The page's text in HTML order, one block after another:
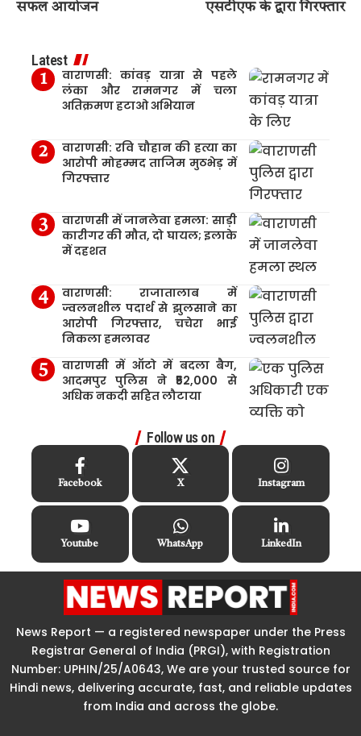
सफल आयोजन
एसटीएफ के द्वारा गिरफ्तार
Latest
वाराणसी: कांवड़ यात्रा से पहले
लंका और रामनगर में चला
अतिक्रमण हटाओ अभियान
वाराणसी: रवि चौहान की हत्या का
आरोपी मोहम्मद ताजिम मुठभेड़ में
गिरफ्तार
वाराणसी में जानलेवा हमला: साड़ी
कारीगर की मौत, दो घायल; इलाके
में दहशत
वाराणसी: राजातालाब में
ज्वलनशील पदार्थ से झुलसाने का
आरोपी गिरफ्तार, चचेरा भाई
निकला हमलावर
वाराणसी में ऑटो में बदला बैग,
आदमपुर पुलिस ने ₹52,000 से
अधिक नकदी सहित लौटाया
Follow us on
Facebook X Instagram
Youtube WhatsApp LinkedIn
News Report — a registered newspaper under the Press
Registrar General of India (PRGI), with Registration
Number: UPHIN/25/A0643, We are your trusted source for
Hindi news, delivering accurate, fast, and reliable updates
from India and across the globe.